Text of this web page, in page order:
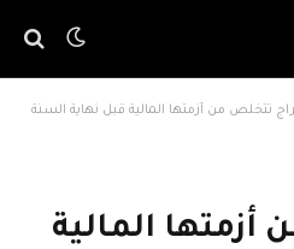
تتخلص من أزمتها المالية قبل نهاية السنة
أزمتها المالية